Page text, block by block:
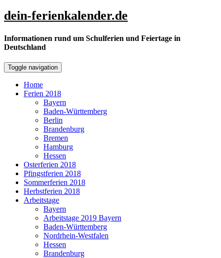
Skip
to
dein-ferienkalender.de
Informationen rund um Schulferien und Feiertage in
Deutschland
Toggle navigation
Home
Ferien 2018
Bayern
Baden-Württemberg
Berlin
Brandenburg
Bremen
Hamburg
Hessen
Osterferien 2018
Pfingstferien 2018
Sommerferien 2018
Herbstferien 2018
Arbeitstage
Bayern
Arbeitstage 2019 Bayern
Baden-Württemberg
Nordrhein-Westfalen
Hessen
Brandenburg